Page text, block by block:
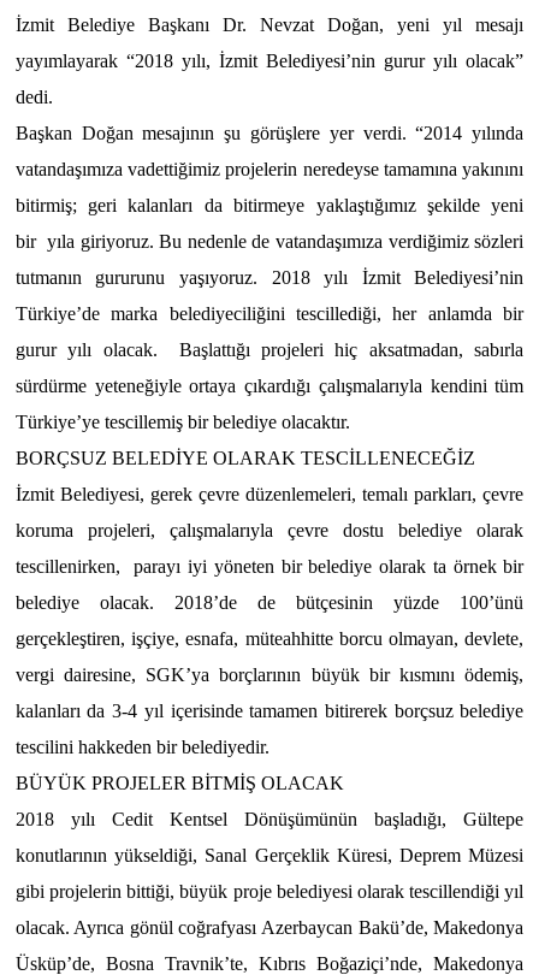
İzmit Belediye Başkanı Dr. Nevzat Doğan, yeni yıl mesajı
yayımlayarak “2018 yılı, İzmit Belediyesi’nin gurur yılı olacak”
dedi.
Başkan Doğan mesajının şu görüşlere yer verdi. “2014 yılında
vatandaşımıza vadettiğimiz projelerin neredeyse tamamına yakınını
bitirmiş; geri kalanları da bitirmeye yaklaştığımız şekilde yeni
bir yıla giriyoruz. Bu nedenle de vatandaşımıza verdiğimiz sözleri
tutmanın gururunu yaşıyoruz. 2018 yılı İzmit Belediyesi’nin
Türkiye’de marka belediyeciliğini tescillediği, her anlamda bir
gurur yılı olacak.
Başlattığı projeleri hiç aksatmadan, sabırla
sürdürme yeteneğiyle ortaya çıkardığı çalışmalarıyla kendini tüm
Türkiye’ye tescillemiş bir belediye olacaktır.
BORÇSUZ BELEDİYE OLARAK TESCİLLENECEĞİZ
İzmit Belediyesi, gerek çevre düzenlemeleri, temalı parkları, çevre
koruma projeleri, çalışmalarıyla çevre dostu belediye olarak
tescillenirken,parayı iyi yöneten bir belediye olarak ta örnek bir
belediye olacak. 2018’de de bütçesinin yüzde 100’ünü
gerçekleştiren, işçiye, esnafa, müteahhitte borcu olmayan, devlete,
vergi dairesine, SGK’ya borçlarının büyük bir kısmını ödemiş,
kalanları da 3-4 yıl içerisinde tamamen bitirerek borçsuz belediye
tescilini hakkeden bir belediyedir.
BÜYÜK PROJELER BİTMİŞ OLACAK
2018 yılı Cedit Kentsel Dönüşümünün başladığı, Gültepe
konutlarının yükseldiği, Sanal Gerçeklik Küresi, Deprem Müzesi
gibi projelerin bittiği, büyük proje belediyesi olarak tescillendiği yıl
olacak. Ayrıca gönül coğrafyası Azerbaycan Bakü’de, Makedonya
Üsküp’de, Bosna Travnik’te, Kıbrıs Boğaziçi’nde, Makedonya